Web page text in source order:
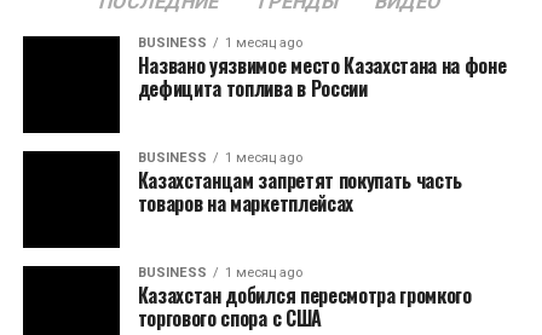
BUSINESS 1 месяц ago
Названо уязвимое место Казахстана на фоне
дефицита топлива в России
BUSINESS 1 месяц ago
Казахстанцам запретят покупать часть
товаров на маркетплейсах
BUSINESS 1 месяц ago
Казахстан добился пересмотра громкого
торгового спора с США